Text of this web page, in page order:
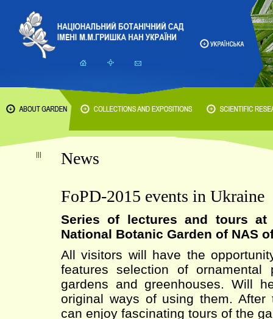
News
FoPD-2015 events in Ukraine
Series of lectures and tours at
National Botanic Garden of NAS
All visitors will have the
features selection of
gardens and greenhouses. Will
original ways of using them. After
can enjoy fascinating tours of the